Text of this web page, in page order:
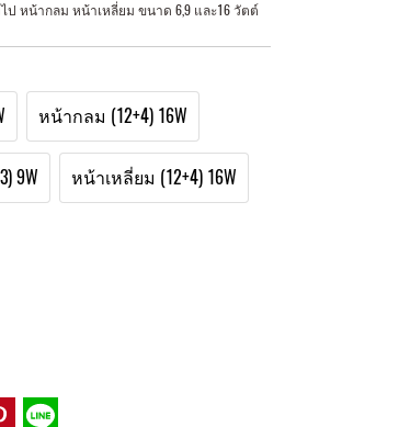
หน้ากลม หน้าเหลี่ยม ขนาด 6,9 และ16 วัตต์
หน้ากลม (12+4) 16W
9W หน้าเหลี่ยม (12+4) 16W